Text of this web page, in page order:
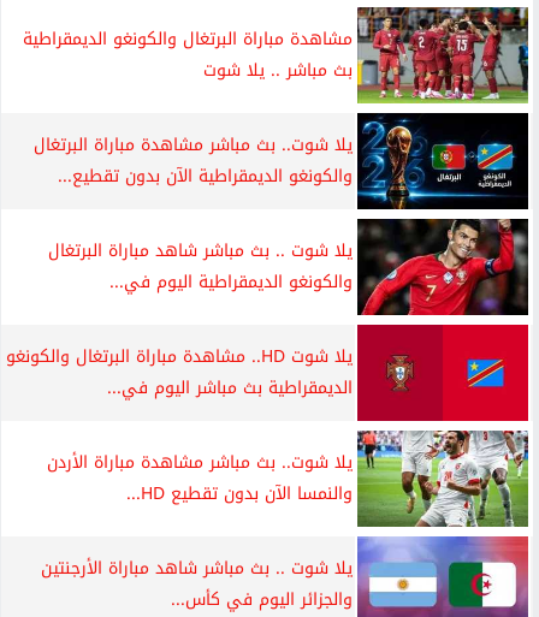
مشاهدة مباراة البرتغال والكونغو الديمقراطية
بث مباشر .. يلا شوت
يلا شوت.. بث مباشر مشاهدة مباراة البرتغال
والكونغو الديمقراطية الآن بدون تقطيع...
يلا شوت .. بث مباشر شاهد مباراة البرتغال
والكونغو الديمقراطية اليوم في...
يلا شوت HD.. مشاهدة مباراة البرتغال والكونغو
الديمقراطية بث مباشر اليوم في...
يلا شوت.. بث مباشر مشاهدة مباراة الأردن
والنمسا الآن بدون تقطيع HD...
يلا شوت .. بث مباشر شاهد مباراة الأرجنتين
والجزائر اليوم في كأس...